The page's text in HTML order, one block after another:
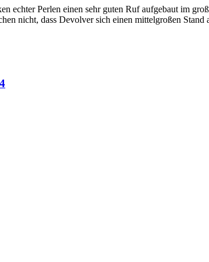
echter Perlen einen sehr guten Ruf aufgebaut im
nicht, dass Devolver sich einen mittelgroßen Stand